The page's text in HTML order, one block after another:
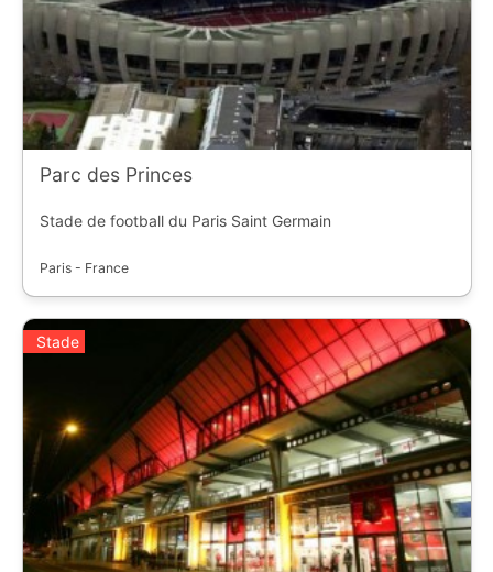
Parc des Princes
Stade de football du Paris Saint Germain
Paris - France
Stade